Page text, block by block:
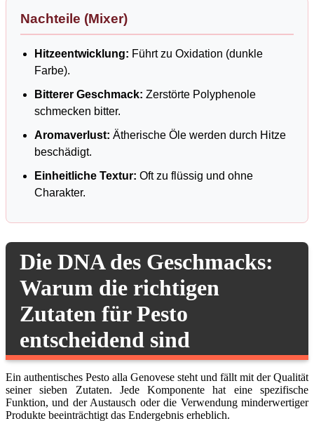
Nachteile (Mixer)
Hitzeentwicklung: Führt zu Oxidation (dunkle
Farbe).
Bitterer Geschmack: Zerstörte Polyphenole
schmecken bitter.
Aromaverlust: Ätherische Öle werden durch Hitze
beschädigt.
Einheitliche Textur: Oft zu flüssig und ohne
Charakter.
Die DNA des Geschmacks:
Warum die richtigen
Zutaten für Pesto
entscheidend sind
Ein authentisches Pesto alla Genovese steht und fällt mit der Qualität
seiner sieben Zutaten. Jede Komponente hat eine spezifische
Funktion, und der Austausch oder die Verwendung minderwertiger
Produkte beeinträchtigt das Endergebnis erheblich.